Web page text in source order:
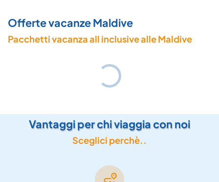
Offerte vacanze Maldive
Pacchetti vacanza all inclusive alle Maldive
Vantaggi per chi viaggia con noi
Sceglici perchè..